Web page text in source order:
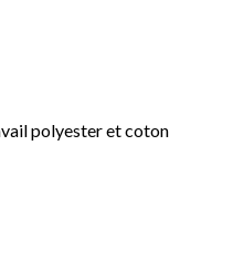
polyester et coton